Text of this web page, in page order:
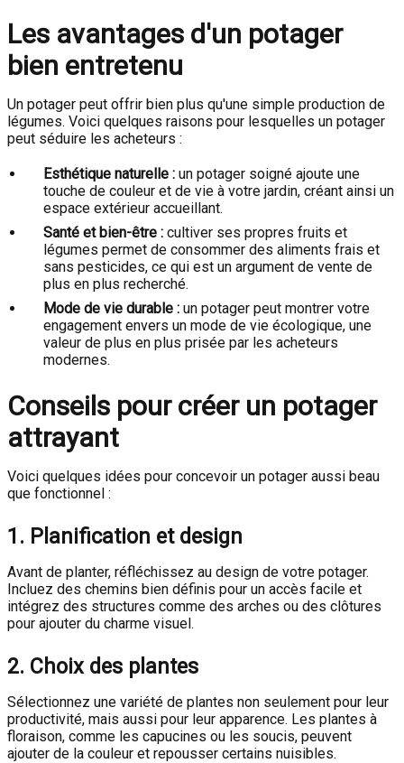
Les avantages d'un potager
bien entretenu
Un potager peut offrir bien plus qu'une simple production de
légumes. Voici quelques raisons pour lesquelles un potager
peut séduire les acheteurs :
Esthétique naturelle : un potager soigné ajoute une
touche de couleur et de vie à votre jardin, créant ainsi un
espace extérieur accueillant.
Santé et bien-être : cultiver ses propres fruits et
légumes permet de consommer des aliments frais et
sans pesticides, ce qui est un argument de vente de
plus en plus recherché.
Mode de vie durable : un potager peut montrer votre
engagement envers un mode de vie écologique, une
valeur de plus en plus prisée par les acheteurs
modernes.
Conseils pour créer un potager
attrayant
Voici quelques idées pour concevoir un potager aussi beau
que fonctionnel :
1. Planification et design
Avant de planter, réfléchissez au design de votre potager.
Incluez des chemins bien définis pour un accès facile et
intégrez des structures comme des arches ou des clôtures
pour ajouter du charme visuel.
2. Choix des plantes
Sélectionnez une variété de plantes non seulement pour leur
productivité, mais aussi pour leur apparence. Les plantes à
floraison, comme les capucines ou les soucis, peuvent
ajouter de la couleur et repousser certains nuisibles.